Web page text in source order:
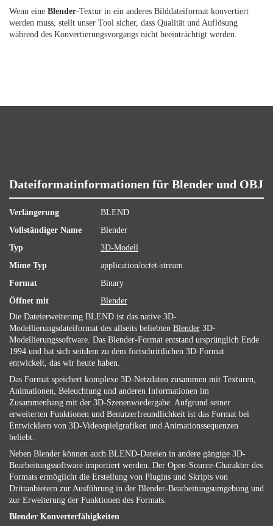
Wenn eine Blender-Textur in ein anderes Bilddateiformat konvertiert
werden muss, stellt unser Tool sicher, dass Qualität und Auflösung
während des Konvertierungsvorgangs nicht beeinträchtigt werden.
Dateiformatinformationen für Blender und OBJ
Verlängerung
BLEND
Vollständiger Name
Blender
Typ
3D-Modell
Mime Typ
application/octet-stream
Format
Binary
Öffnet mit
Blender
Die Dateierweiterung BLEND ist das native 3D-
Modellierungsdateiformat des allseits beliebten Blender 3D-
Modellierungssoftware. Das Blender-Format entstand ursprünglich Ende
1994 und hat sich seitdem zu dem fortschrittlichen 3D-Format
entwickelt, das wir heute haben.
Das Format speichert komplexe 3D-Netzdaten zusammen mit Texturen,
Animationen, Beleuchtung und anderen Informationen im
Zusammenhang mit der 3D-Szenenwiedergabe. Aufgrund seiner
erweiterten Funktionen und Benutzerfreundlichkeit ist das Format bei
Entwicklern von 3D-Videospielgrafiken und Animationssequenzen
beliebt.
Neben Blender können auch BLEND-Dateien in andere gängige 3D-
Bearbeitungssoftware importiert werden. Der Open-Source-Charakter des
Formats ermöglicht die Erstellung von Plugins und Skripts von
Drittanbietern zur Ausführung in der Blender-Bearbeitungsumgebung und
zur Erweiterung der Funktionen des Formats.
Blender Konverterfähigkeiten